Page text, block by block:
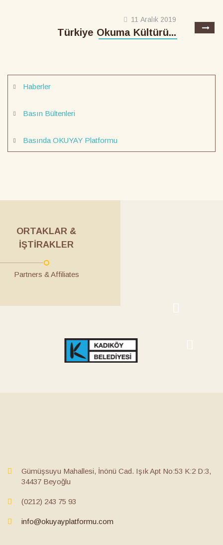
11 Aralık 2019
Türkiye Okuma Kültürü...
Haberler
Basın Bültenleri
Basında OKUYAY Platformu
ORTAKLAR &
İŞTIRAKLER
Partners & Affiliates
Gümüşsuyu Mahallesi, İnönü Cad. Işık Apt No:53 K:2 D:3,
34437 Beyoğlu
(0212) 243 75 93
info@okuyayplatformu.com